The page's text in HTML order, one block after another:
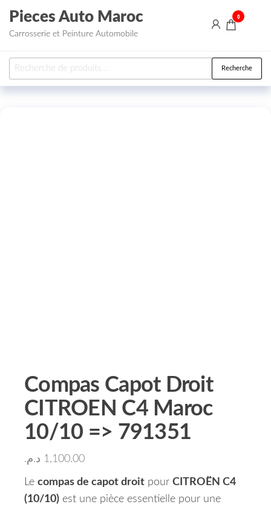
Aller au contenu
Pieces Auto Maroc
Carrosserie et Peinture Automobile
0
Recherche pour : Recherche
Compas Capot Droit
CITROEN C4 Maroc
10/10 => 791351
1,100.00 د.م.
Le compas de capot droit pour CITROËN C4
(10/10) est une pièce essentielle pour une